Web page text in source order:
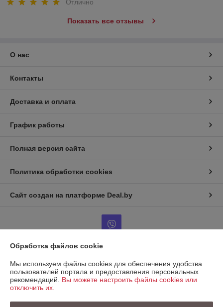
Отлично
Показать все отзывы
О нас
Контакты
Доставка и оплата
График работы
Полная версия сайта
Политика обработки cookies
Сайт создан на платформе Deal.by
Информация для покупателя
Юридическое лицо:ООО "КРЕПАВТОТРЕЙД"
220067, Беларусь, г. Минск, ул. Сырокомли, д. 7, пом. 104 (236)
Регистрационный номер ЕГР: 193721138
Обработка файлов cookie
Мы используем файлы cookies для обеспечения удобства
пользователей портала и предоставления персональных
рекомендаций. Вы можете настроить файлы cookies или
отключить их.